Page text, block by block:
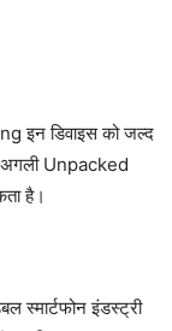
इन डिवाइस को जल्द
अगली Unpacked
है।
इंडस्ट्री